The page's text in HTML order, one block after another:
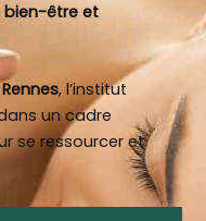
bien-être et
, l’institut
un cadre
se ressourcer et